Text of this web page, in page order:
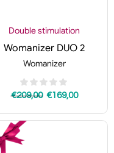
Double stimulation
Womanizer DUO 2
Womanizer
€209,00 €169,00